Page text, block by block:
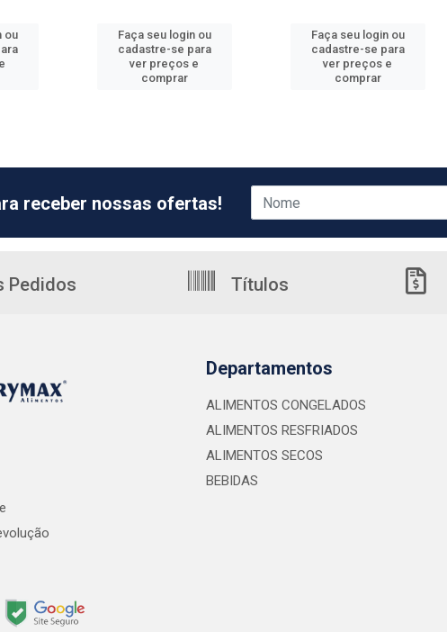
ou
Faça seu login ou
cadastre-se para
ver preços e
comprar
Faça seu login ou
cadastre-se para
ver preços e
comprar
receber nossas ofertas!
Pedidos Títulos
Departamentos
ALIMENTOS CONGELADOS
ALIMENTOS RESFRIADOS
ALIMENTOS SECOS
BEBIDAS